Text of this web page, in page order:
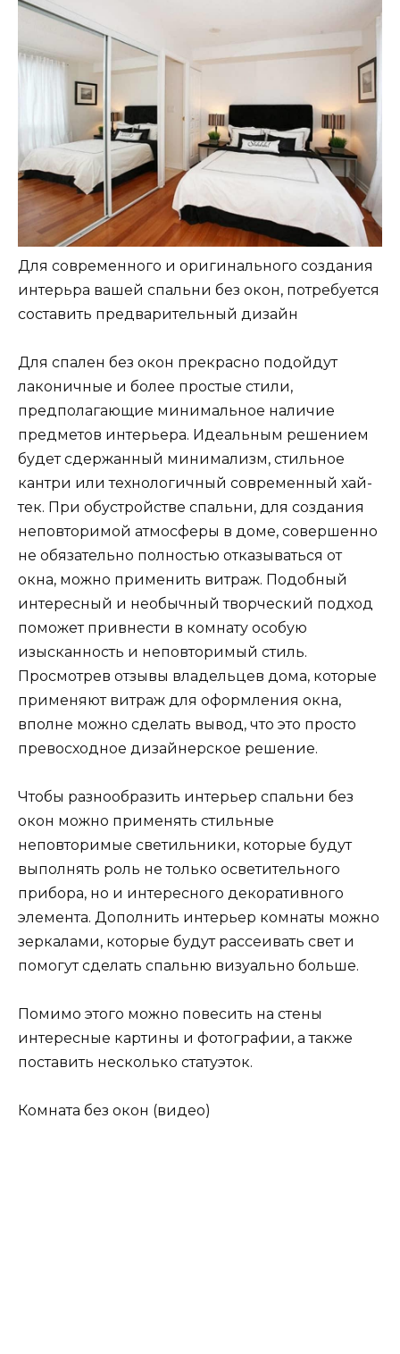
Для современного и оригинального создания
интерьра вашей спальни без окон, потребуется
составить предварительный дизайн
Для спален без окон прекрасно подойдут
лаконичные и более простые стили,
предполагающие минимальное наличие
предметов интерьера. Идеальным решением
будет сдержанный минимализм, стильное
кантри или технологичный современный хай-
тек. При обустройстве спальни, для создания
неповторимой атмосферы в доме, совершенно
не обязательно полностью отказываться от
окна, можно применить витраж. Подобный
интересный и необычный творческий подход
поможет привнести в комнату особую
изысканность и неповторимый стиль.
Просмотрев отзывы владельцев дома, которые
применяют витраж для оформления окна,
вполне можно сделать вывод, что это просто
превосходное дизайнерское решение.
Чтобы разнообразить интерьер спальни без
окон можно применять стильные
неповторимые светильники, которые будут
выполнять роль не только осветительного
прибора, но и интересного декоративного
элемента. Дополнить интерьер комнаты можно
зеркалами, которые будут рассеивать свет и
помогут сделать спальню визуально больше.
Помимо этого можно повесить на стены
интересные картины и фотографии, а также
поставить несколько статуэток.
Комната без окон (видео)